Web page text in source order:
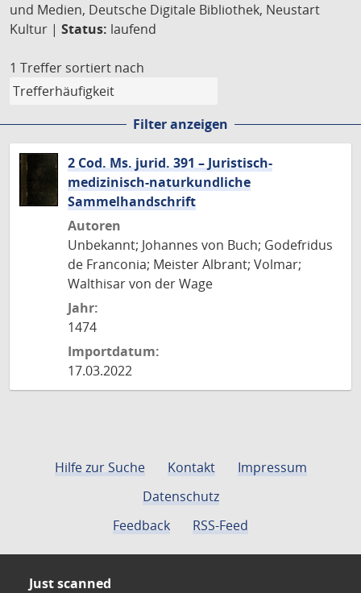
und Medien, Deutsche Digitale Bibliothek, Neustart
Kultur | Status: laufend
1 Treffer sortiert nach
Filter anzeigen
2 Cod. Ms. jurid. 391 – Juristisch-
medizinisch-naturkundliche
Sammelhandschrift
Autoren
Unbekannt; Johannes von Buch; Godefridus
de Franconia; Meister Albrant; Volmar;
Walthisar von der Wage
Jahr:
1474
Importdatum:
17.03.2022
Hilfe zur Suche Kontakt
Impressum
Datenschutz
Feedback
RSS-Feed
Just scanned